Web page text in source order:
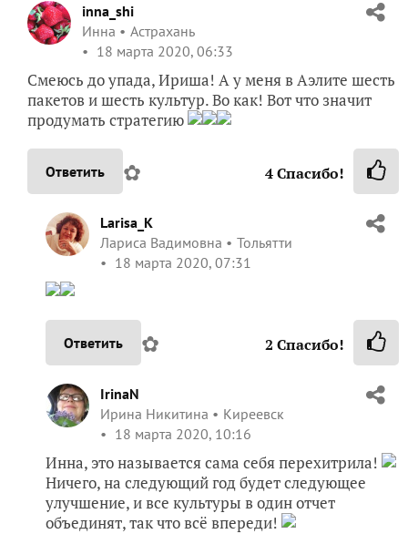
inna_shi
Инна
Астрахань
18 марта 2020, 06:33
Смеюсь до упада, Ириша! А у меня в Аэлите шесть
пакетов и шесть культур. Во как! Вот что значит
продумать стратегию
Ответить ✿ 4Спасибо!
Larisa_K
Лариса Вадимовна
Тольятти
18 марта 2020, 07:31
Ответить ✿ 2 Спасибо!
IrinaN
Ирина Никитина
Киреевск
18 марта 2020, 10:16
Инна, это называется сама себя перехитрила!
Ничего, на следующий год будет следующее
улучшение, и все культуры в один отчет
объединят, так что всё впереди!